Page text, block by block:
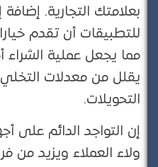
بعلامتك التجارية​. إضافة
للتطبيقات أن تقدم
مما يجعل عملية الشراء
يقلل من معدلات التخلي
التحويلات​.
إن التواجد الدائم على
ولاء العملاء ويزيد من